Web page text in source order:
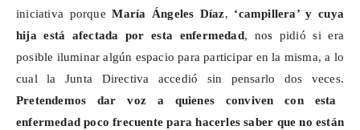
iniciativa porqueMaría Ángeles Díaz, ‘campillera’ y cuya
hija está afectada por esta enfermedad, nos pidió si era
posible iluminar algún espacio para participar en la misma, a lo
cual la Junta Directiva accedió sin pensarlo dos veces.
Pretendemos dar voz a quienes conviven con esta
enfermedad poco frecuente para hacerles saber que no están